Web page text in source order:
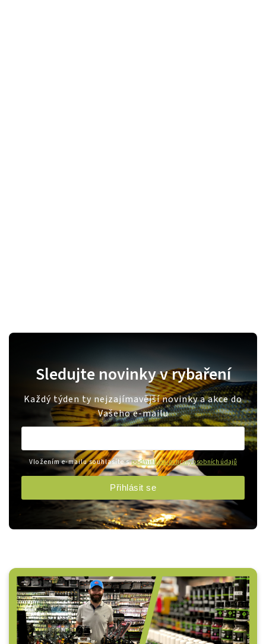
Sledujte novinky v rybaření
Každý týden ty nejzajímavější novinky a akce do
Vašeho e-mailu
Vložením e-mailu souhlasíte spodmínkami ochrany osobních údajů
Přihlásit se